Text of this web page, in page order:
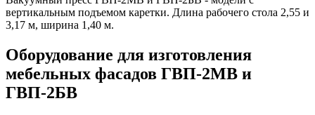
вертикальным подъемом каретки. Длина рабочего стола 2,55 и
3,17 м, ширина 1,40 м.
Оборудование для изготовления
мебельных фасадов ГВП-2МВ и
ГВП-2БВ